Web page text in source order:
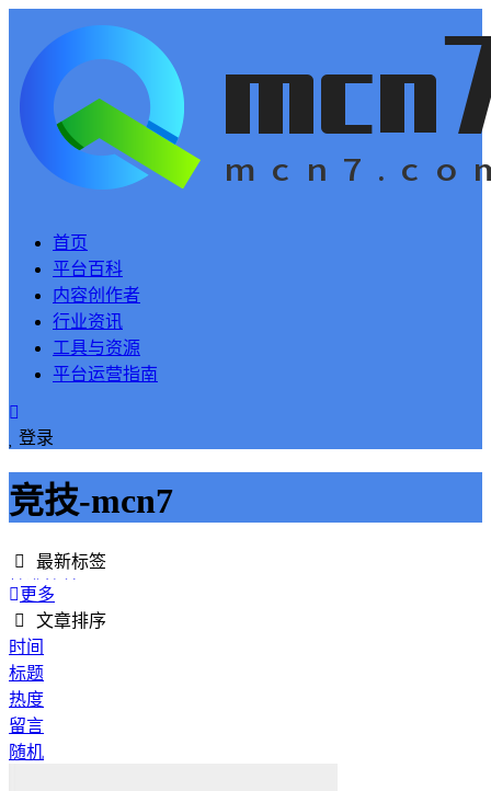
首页
平台百科
内容创作者
行业资讯
工具与资源
平台运营指南
登录
竞技-mcn7
最新标签
精准接单
接单网
安全下单
成绩改进
学历提升
提升竞争力
代刷网站
更多
文章排序
时间
标题
热度
留言
随机